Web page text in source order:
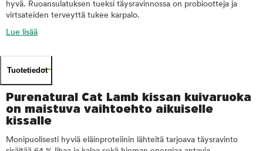
hyvä. Ruoansulatuksen tueksi täysravinnossa on probiootteja ja
virtsateiden terveyttä tukee karpalo.
Lue lisää
Tuotetiedot
Purenatural Cat Lamb kissan kuivaruoka
on maistuva vaihtoehto aikuiselle
kissalle
Monipuolisesti hyviä eläinproteiinin lähteitä tarjoava täysravinto